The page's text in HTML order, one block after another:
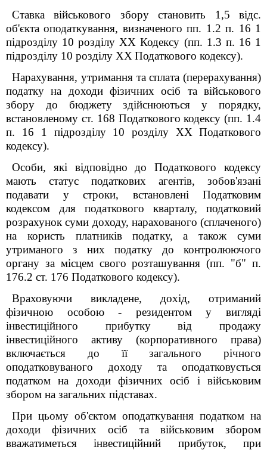
Ставка військового збору становить 1,5 відс.
об'єкта оподаткування, визначеного пп. 1.2 п. 16 1
підрозділу 10 розділу XX Кодексу (пп. 1.3 п. 16 1
підрозділу 10 розділу XX Податкового кодексу).
Нарахування, утримання та сплата (перерахування)
податку на доходи фізичних осіб та військового
збору до бюджету здійснюються у порядку,
встановленому ст. 168 Податкового кодексу (пп. 1.4
п. 16 1 підрозділу 10 розділу XX Податкового
кодексу).
Особи, які відповідно доПодаткового кодексу
мають статус податкових агентів, зобов'язані
подавати у строки, встановлені Податковим
кодексом для податкового кварталу, податковий
розрахунок суми доходу, нарахованого (сплаченого)
на користь платників податку, а також суми
утриманого з них податку до контролюючого
органу за місцем свого розташування (пп. "б" п.
176.2 ст. 176 Податкового кодексу).
Враховуючи викладене, дохід, отриманий
фізичною особою - резидентом у вигляді
інвестиційного прибутку від продажу
інвестиційного активу (корпоративного права)
включається до її загального річного
оподатковуваного доходу та оподатковується
податком на доходи фізичних осіб і військовим
збором на загальних підставах.
При цьому об'єктом оподаткування податком на
доходи фізичних осіб та військовим збором
вважатиметься інвестиційний прибуток, при